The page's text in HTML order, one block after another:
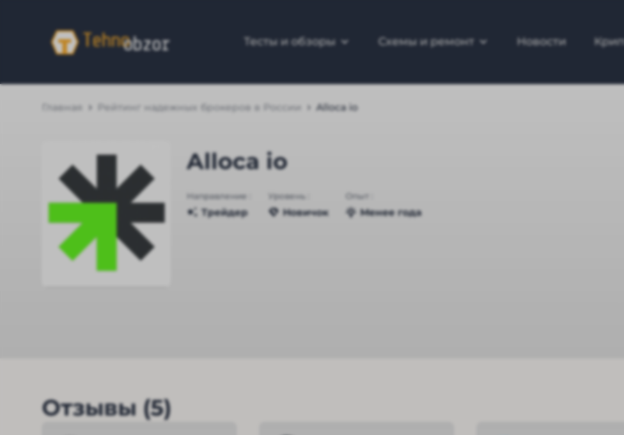
Тесты и обзоры Схемы и ремонт Новости
Главная Рейтинг надежных брокеров в России Alloca io
Alloca io
Направление :
Трейдер
Уровень :
Новичок
Опыт :
Менее года
Отзывы (5)